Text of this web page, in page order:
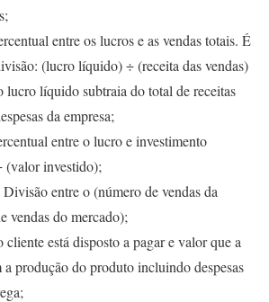
entre os lucros e as vendas totais. É
(lucro líquido) ÷ (receita das vendas)
lucro líquido subtraia do total de receitas
da empresa;
entre o lucro e investimento
(valor investido);
Divisão entre o (número de vendas da
vendas do mercado);
cliente está disposto a pagar e valor que a
a produção do produto incluindo despesas